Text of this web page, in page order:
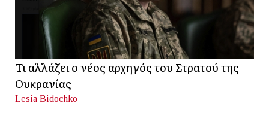
Τι αλλάζει ο νέος αρχηγός του Στρατού της
Ουκρανίας
Lesia Bidochko